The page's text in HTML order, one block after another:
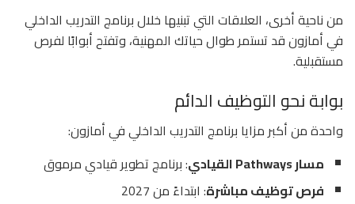
من ناحية أخرى، العلاقات التي تبنيها خلال برنامج التدريب الداخلي
في أمازون قد تستمر طوال حياتك المهنية، وتفتح أبوابًا لفرص
مستقبلية.
بوابة نحو التوظيف الدائم
واحدة من أكبر مزايا برنامج التدريب الداخلي في أمازون:
مسار Pathways القيادي
: برنامج تطوير قيادي مرموق
فرص توظيف مباشرة: ابتداءً من 2027